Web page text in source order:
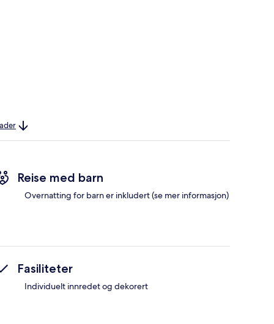
Reise med barn
Overnatting for barn er inkludert (se mer informasjon)
Fasiliteter
Individuelt innredet og dekorert